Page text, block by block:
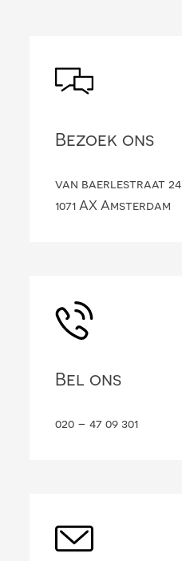
Bezoek ons
van baerlestraat 24
1071 AX Amsterdam
Bel ons
020 – 47 09 301